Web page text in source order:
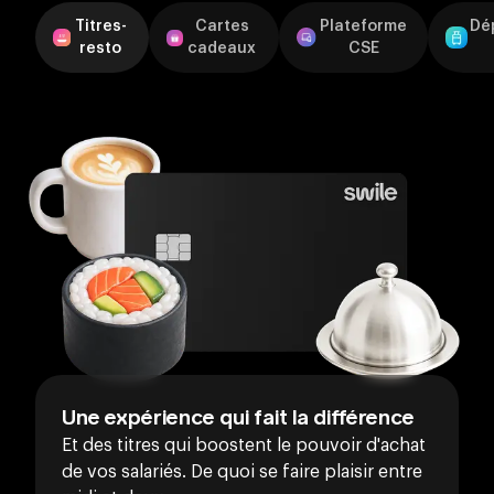
de promotions toute l'année.
Au même titre que pour les autres avantages, les
dotations vacances ne doivent pas se substituer à
Titres-
resto
Cartes
cadeaux
Plateforme
CSE
Une expérience qui fait la différence
Et des titres qui boostent le pouvoir d'achat
de vos salariés. De quoi se faire plaisir entre